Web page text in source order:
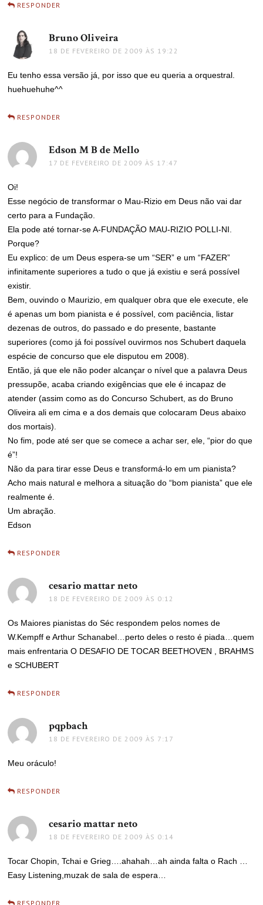
RESPONDER
Bruno Oliveira
18 DE FEVEREIRO DE 2009 ÀS 19:22
Eu tenho essa versão já, por isso que eu queria a orquestral.
huehuehuhe^^
RESPONDER
Edson M B de Mello
17 DE FEVEREIRO DE 2009 ÀS 17:47
Oi!
Esse negócio de transformar o Mau-Rizio em Deus não vai dar
certo para a Fundação.
Ela pode até tornar-se A-FUNDAÇÃO MAU-RIZIO POLLI-NI.
Porque?
Eu explico: de um Deus espera-se um “SER” e um “FAZER”
infinitamente superiores a tudo o que já existiu e será possível
existir.
Bem, ouvindo o Maurizio, em qualquer obra que ele execute, ele
é apenas um bom pianista e é possível, com paciência, listar
dezenas de outros, do passado e do presente, bastante
superiores (como já foi possível ouvirmos nos Schubert daquela
espécie de concurso que ele disputou em 2008).
Então, já que ele não poder alcançar o nível que a palavra Deus
pressupõe, acaba criando exigências que ele é incapaz de
atender (assim como as do Concurso Schubert, as do Bruno
Oliveira ali em cima e a dos demais que colocaram Deus abaixo
dos mortais).
No fim, pode até ser que se comece a achar ser, ele, “pior do que
é”!
Não da para tirar esse Deus e transformá-lo em um pianista?
Acho mais natural e melhora a situação do “bom pianista” que ele
realmente é.
Um abração.
Edson
RESPONDER
cesario mattar neto
18 DE FEVEREIRO DE 2009 ÀS 0:12
Os Maiores pianistas do Séc respondem pelos nomes de
W.Kempff e Arthur Schanabel…perto deles o resto é piada…quem
mais enfrentaria O DESAFIO DE TOCAR BEETHOVEN , BRAHMS
e SCHUBERT
RESPONDER
pqpbachdisse:
18 DE FEVEREIRO DE 2009 ÀS 7:17
Meu oráculo!
RESPONDER
cesario mattar neto
18 DE FEVEREIRO DE 2009 ÀS 0:14
Tocar Chopin, Tchai e Grieg….ahahah…ah ainda falta o Rach …
Easy Listening,muzak de sala de espera…
RESPONDER